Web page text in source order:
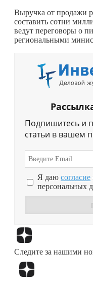
Выручка от продажи
составить сотни
ведут переговоры о
региональными
Подпишитесь и
статьи в вашем
Я даю согласие
персональных
Следите за нашими